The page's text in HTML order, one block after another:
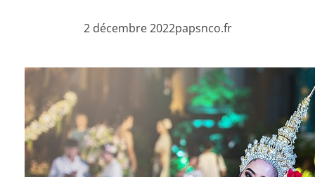
2 décembre 2022papsnco.fr